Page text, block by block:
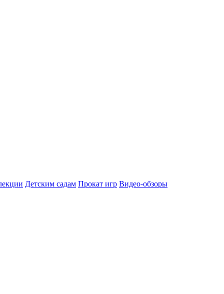
Детским садам Прокат игр Видео-обзоры